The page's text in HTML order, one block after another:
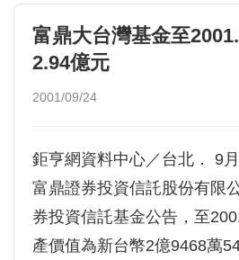
富鼎大台灣基金至
2.94億元
2001/09/24
鉅亨網資料中心／台北． 9
富鼎證券投資信託股份有限
券投資信託基金公告，至
產價值為新台幣2億9468萬